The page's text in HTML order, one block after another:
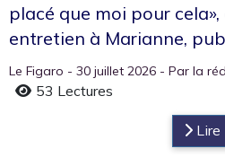
placé que moi pour
entretien à Marianne,
Le Figaro - 30 juillet 2026 - Par la
53 Lectures
Lire